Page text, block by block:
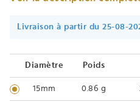
Livraison à partir du 25-08-
Diamètre Poids
15mm 0.86 g